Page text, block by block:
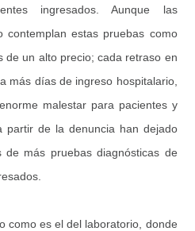
ingresados. Aunque las
contemplan estas pruebas como
de un alto precio; cada retraso en
más días de ingreso hospitalario,
malestar para pacientes y
partir de la denuncia han dejado
de más pruebas diagnósticas de
como es el del laboratorio, donde